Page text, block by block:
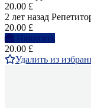
20.00 £
2 лет назад
20.00 £
Написать
20.00 £
Удалить из